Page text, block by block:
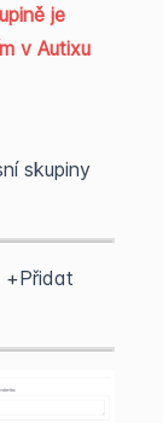
je
v Autixu
skupiny
+Přidat